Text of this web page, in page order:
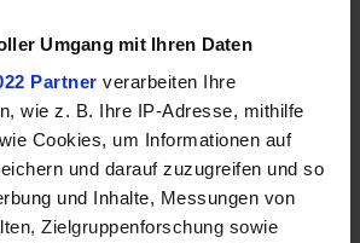
Umgang mit Ihren Daten
Partner verarbeiten Ihre
wie z. B. Ihre IP-Adresse, mithilfe
Cookies, um Informationen auf
und darauf zuzugreifen und so
und Inhalte, Messungen von
Zielgruppenforschung sowie
Preisvergleich 449,00
RX 6600 XT Challenger D OC
Preisvergleich